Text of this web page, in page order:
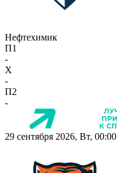
Нефтехимик
П1
-
X
-
П2
-
29 сентября 2026, Вт, 00:00